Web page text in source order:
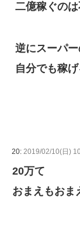
二億稼ぐの
逆にスーパ
自分でも稼
20: 2019/02/10(日)
20万て
おまえもおま